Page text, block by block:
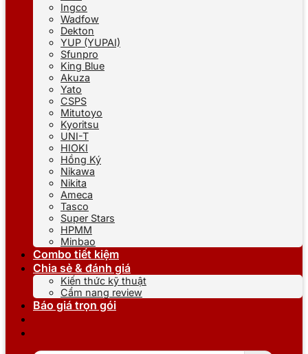
Ingco
Wadfow
Dekton
YUP (YUPAI)
Sfunpro
King Blue
Akuza
Yato
CSPS
Mitutoyo
Kyoritsu
UNI-T
HIOKI
Hồng Ký
Nikawa
Nikita
Ameca
Tasco
Super Stars
HPMM
Minbao
Combo tiết kiệm
Chia sẻ & đánh giá
Kiến thức kỹ thuật
Cẩm nang review
Báo giá trọn gói